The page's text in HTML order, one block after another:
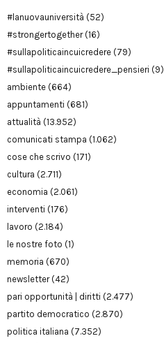
#lanuovauniversità (52)
#strongertogether(16)
#sullapoliticaincuicredere (79)
#sullapoliticaincuicredere_pensieri (9)
ambiente (664)
appuntamenti (681)
attualità (13.952)
comunicati stampa (1.062)
cose che scrivo (171)
cultura (2.711)
economia (2.061)
interventi (176)
lavoro (2.184)
le nostre foto (1)
memoria (670)
newsletter(42)
pari opportunità | diritti (2.477)
partito democratico (2.870)
politica italiana (7.352)